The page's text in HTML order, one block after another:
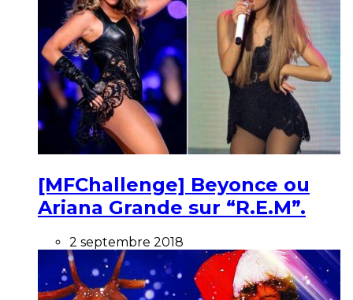
[MFChallenge] Beyonce ou
Ariana Grande sur “R.E.M”.
2 septembre 2018